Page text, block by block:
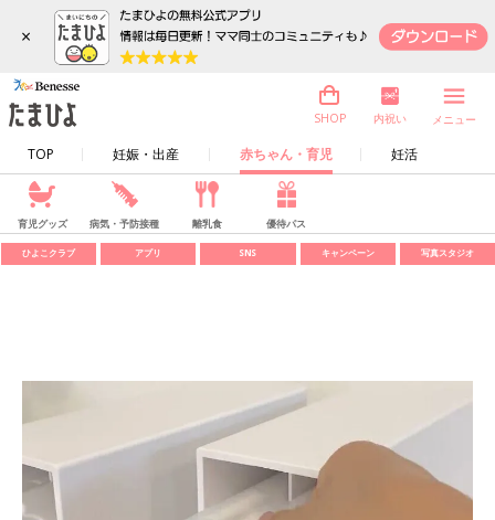
×
TOP 妊娠・出産 赤ちゃん・育児 妊活
SHOP 内祝い メニュー
育児グッズ 病気・予防接種 離乳食 優待パス
ひよこクラブ アプリ SNS キャンペーン 写真スタジオ